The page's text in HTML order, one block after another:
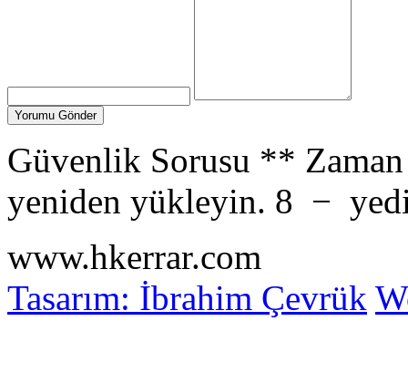
Güvenlik Sorusu **
yeniden yükleyin. 8 −
www.hkerrar.com
Tasarım: İbrahim Çevrük